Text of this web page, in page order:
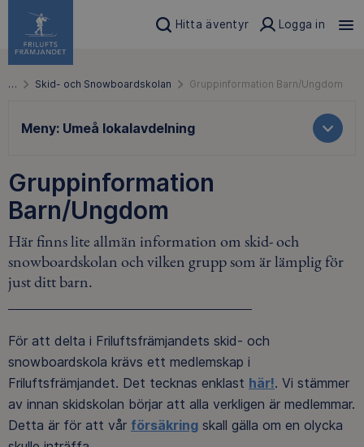
Hitta äventyr Logga in
… Skid- och Snowboardskolan Gruppinformation Barn/Ungdom
Meny: Umeå lokalavdelning
Gruppinformation
Barn/Ungdom
Här finns lite allmän information om skid- och
snowboardskolan och vilken grupp som är lämplig för
just ditt barn.
För att delta i Friluftsfrämjandets skid- och
snowboardskola krävs ett medlemskap i
Friluftsfrämjandet. Det tecknas enklast här!. Vi stämmer
av innan skidskolan börjar att alla verkligen är medlemmar.
Detta är för att vår försäkring skall gälla om en olycka